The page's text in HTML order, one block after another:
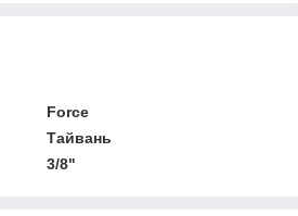
Force
Тайвань
3/8"